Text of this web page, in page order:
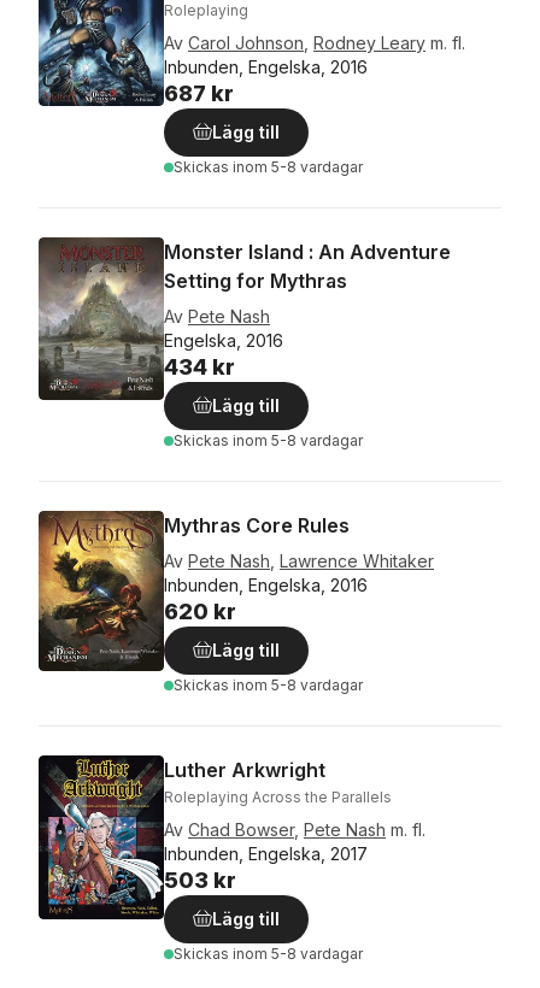
Roleplaying
Av Carol Johnson Rodney Leary m. fl.
Inbunden, Engelska, 2016
687 kr
Lägg till
Skickas inom 5-8 vardagar
Monster Island : An Adventure
Setting for Mythras
Av Pete Nash
Engelska, 2016
434 kr
Lägg till
Skickas inom 5-8 vardagar
Mythras Core Rules
Av Pete Nash Lawrence Whitaker
Inbunden, Engelska, 2016
620 kr
Lägg till
Skickas inom 5-8 vardagar
Luther Arkwright
Roleplaying Across the Parallels
Av Chad Bowser, Pete Nash m. fl.
Inbunden, Engelska, 2017
503 kr
Lägg till
Skickas inom 5-8 vardagar